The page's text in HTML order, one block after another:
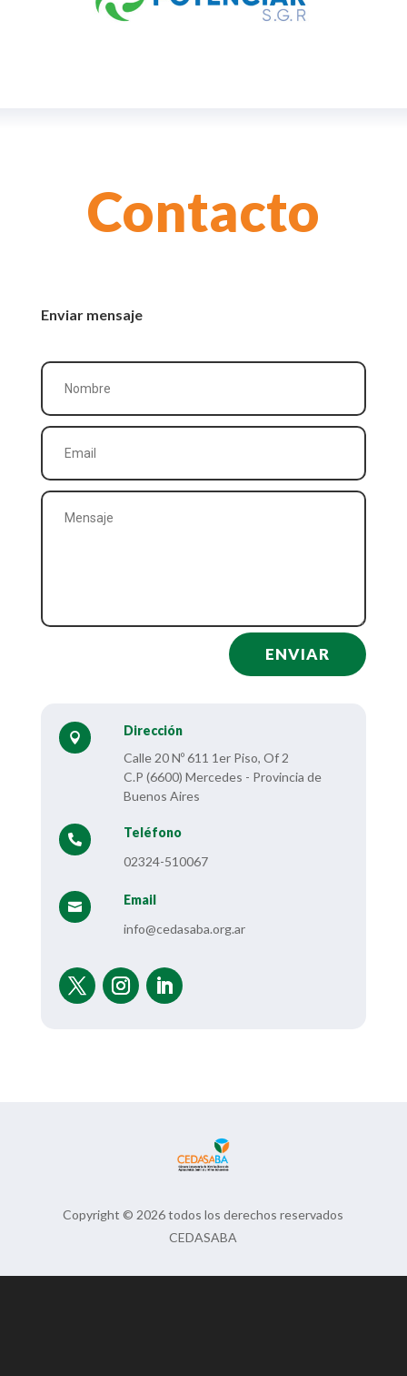
Contacto
Enviar mensaje
ENVIAR

Dirección
Calle 20 Nº 611 1er Piso, Of 2
C.P (6600) Mercedes - Provincia de
Buenos Aires

Teléfono
02324-510067

Email
info@cedasaba.org.ar
Copyright © 2026 todos los derechos reservados
CEDASABA